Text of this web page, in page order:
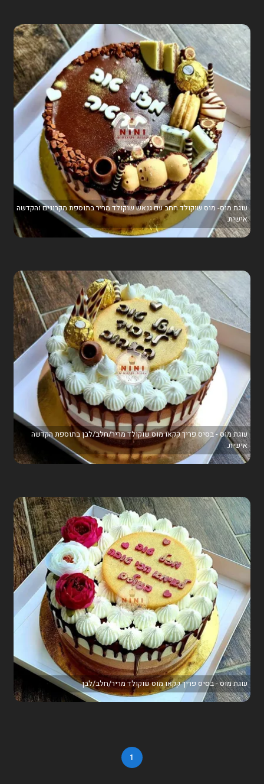
עוגת מוס- מוס שוקולד חחב עם גנאש שוקולד מריר בתוספת מקרונים והקדשה
אישית.
עוגת מוס - בסיס פריך קקאו מוס שוקולד מריר/חלב/לבן בתוספת הקדשה
אישית.
עוגת מוס - בסיס פריך קקאו מוס שוקולד מריר/חלב/לבן
1